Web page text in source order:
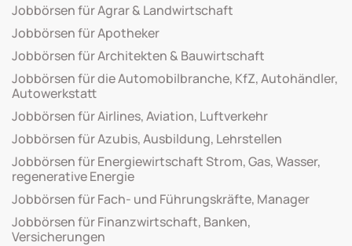
Jobbörsen für Agrar & Landwirtschaft
Jobbörsen für Apotheker
Jobbörsen für Architekten & Bauwirtschaft
Jobbörsen für die Automobilbranche, KfZ, Autohändler,
Autowerkstatt
Jobbörsen für Airlines, Aviation, Luftverkehr
Jobbörsen für Azubis, Ausbildung, Lehrstellen
Jobbörsen für Energiewirtschaft Strom, Gas, Wasser,
regenerative Energie
Jobbörsen für Fach- und Führungskräfte, Manager
Jobbörsen für Finanzwirtschaft, Banken,
Versicherungen